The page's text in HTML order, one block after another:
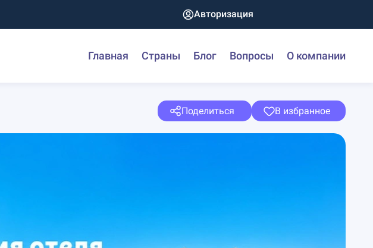
Авторизация
Главная Страны Блог Вопросы О компании
Поделиться В избранное